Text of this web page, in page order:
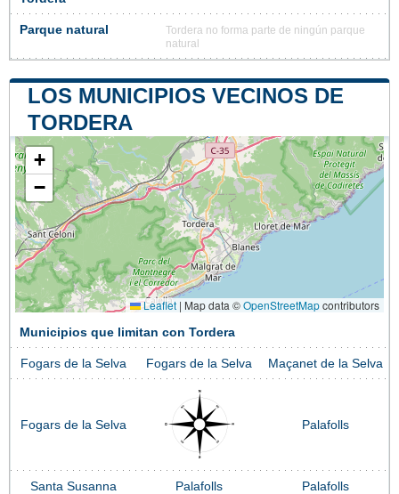
Parque natural
Tordera no forma parte de ningún parque
natural
LOS MUNICIPIOS VECINOS DE
TORDERA
+
−
Leaflet | Map data ©OpenStreetMapcontributors
Municipios que limitan con Tordera
Fogars de la Selva Fogars de la Selva Maçanet de la Selva
Fogars de la Selva Palafolls
Santa Susanna Palafolls Palafolls